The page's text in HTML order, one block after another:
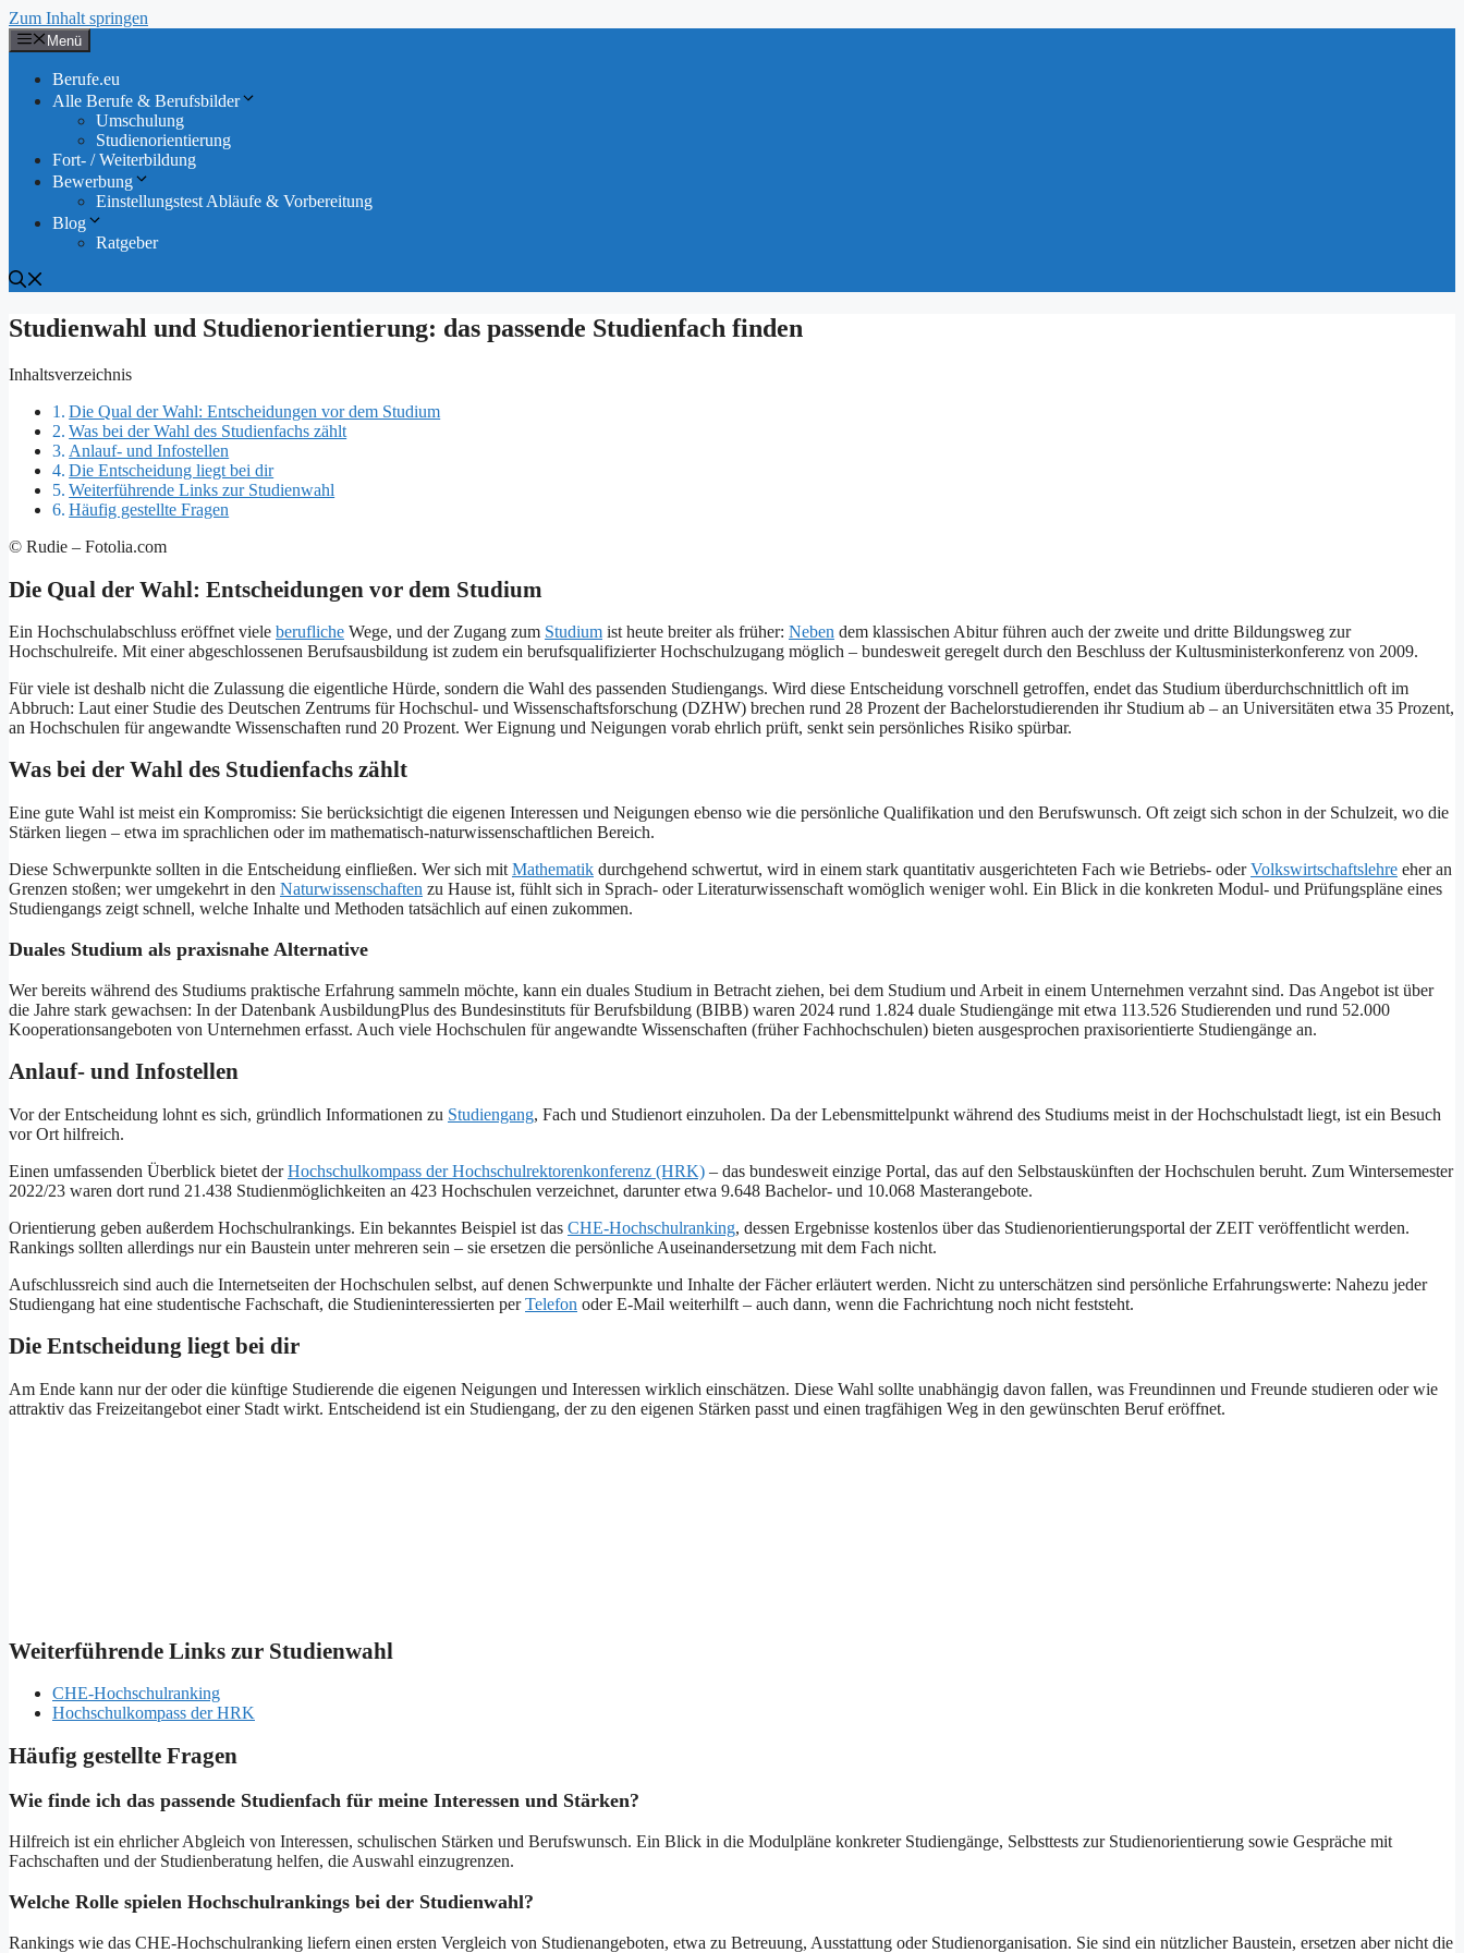
Zum Inhalt springen
Menü
Berufe.eu
Alle Berufe & Berufsbilder
Umschulung
Studienorientierung
Fort- / Weiterbildung
Bewerbung
Einstellungstest Abläufe & Vorbereitung
Blog
Ratgeber
Studienwahl und Studienorientierung: das passende Studienfach finden
Inhaltsverzeichnis
Die Qual der Wahl: Entscheidungen vor dem Studium
Was bei der Wahl des Studienfachs zählt
Anlauf- und Infostellen
Die Entscheidung liegt bei dir
Weiterführende Links zur Studienwahl
Häufig gestellte Fragen
© Rudie – Fotolia.com
Die Qual der Wahl: Entscheidungen vor dem Studium
Ein Hochschulabschluss eröffnet viele berufliche Wege, und der Zugang zum Studium ist heute breiter als früher: Neben dem klassischen Abitur führen auch der zweite und dritte Bildungsweg zur
Hochschulreife. Mit einer abgeschlossenen Berufsausbildung ist zudem ein berufsqualifizierter Hochschulzugang möglich – bundesweit geregelt durch den Beschluss der Kultusministerkonferenz von 2009.
Für viele ist deshalb nicht die Zulassung die eigentliche Hürde, sondern die Wahl des passenden Studiengangs. Wird diese Entscheidung vorschnell getroffen, endet das Studium überdurchschnittlich oft im
Abbruch: Laut einer Studie des Deutschen Zentrums für Hochschul- und Wissenschaftsforschung (DZHW) brechen rund 28 Prozent der Bachelorstudierenden ihr Studium ab – an Universitäten etwa 35 Prozent,
an Hochschulen für angewandte Wissenschaften rund 20 Prozent. Wer Eignung und Neigungen vorab ehrlich prüft, senkt sein persönliches Risiko spürbar.
Was bei der Wahl des Studienfachs zählt
Eine gute Wahl ist meist ein Kompromiss: Sie berücksichtigt die eigenen Interessen und Neigungen ebenso wie die persönliche Qualifikation und den Berufswunsch. Oft zeigt sich schon in der Schulzeit, wo die
Stärken liegen – etwa im sprachlichen oder im mathematisch-naturwissenschaftlichen Bereich.
Diese Schwerpunkte sollten in die Entscheidung einfließen. Wer sich mit Mathematik durchgehend schwertut, wird in einem stark quantitativ ausgerichteten Fach wie Betriebs- oderVolkswirtschaftslehre eher an
Grenzen stoßen; wer umgekehrt in den Naturwissenschaften zu Hause ist, fühlt sich in Sprach- oder Literaturwissenschaft womöglich weniger wohl. Ein Blick in die konkreten Modul- und Prüfungspläne eines
Studiengangs zeigt schnell, welche Inhalte und Methoden tatsächlich auf einen zukommen.
Duales Studium als praxisnahe Alternative
Wer bereits während des Studiums praktische Erfahrung sammeln möchte, kann ein duales Studium in Betracht ziehen, bei dem Studium und Arbeit in einem Unternehmen verzahnt sind. Das Angebot ist über
die Jahre stark gewachsen: In der Datenbank AusbildungPlus des Bundesinstituts für Berufsbildung (BIBB) waren 2024 rund 1.824 duale Studiengänge mit etwa 113.526 Studierenden und rund 52.000
Kooperationsangeboten von Unternehmen erfasst. Auch viele Hochschulen für angewandte Wissenschaften (früher Fachhochschulen) bieten ausgesprochen praxisorientierte Studiengänge an.
Anlauf- und Infostellen
Vor der Entscheidung lohnt es sich, gründlich Informationen zu Studiengang, Fach und Studienort einzuholen. Da der Lebensmittelpunkt während des Studiums meist in der Hochschulstadt liegt, ist ein Besuch
vor Ort hilfreich.
Einen umfassenden Überblick bietet derHochschulkompass der Hochschulrektorenkonferenz (HRK) – das bundesweit einzige Portal, das auf den Selbstauskünften der Hochschulen beruht. Zum Wintersemester
2022/23 waren dort rund 21.438 Studienmöglichkeiten an 423 Hochschulen verzeichnet, darunter etwa 9.648 Bachelor- und 10.068 Masterangebote.
Orientierung geben außerdem Hochschulrankings. Ein bekanntes Beispiel ist das CHE-Hochschulranking, dessen Ergebnisse kostenlos über das Studienorientierungsportal der ZEIT veröffentlicht werden.
Rankings sollten allerdings nur ein Baustein unter mehreren sein – sie ersetzen die persönliche Auseinandersetzung mit dem Fach nicht.
Aufschlussreich sind auch die Internetseiten der Hochschulen selbst, auf denen Schwerpunkte und Inhalte der Fächer erläutert werden. Nicht zu unterschätzen sind persönliche Erfahrungswerte: Nahezu jeder
Studiengang hat eine studentische Fachschaft, die Studieninteressierten perTelefon oder E-Mail weiterhilft – auch dann, wenn die Fachrichtung noch nicht feststeht.
Die Entscheidung liegt bei dir
Am Ende kann nur der oder die künftige Studierende die eigenen Neigungen und Interessen wirklich einschätzen. Diese Wahl sollte unabhängig davon fallen, was Freundinnen und Freunde studieren oder wie
attraktiv das Freizeitangebot einer Stadt wirkt. Entscheidend ist ein Studiengang, der zu den eigenen Stärken passt und einen tragfähigen Weg in den gewünschten Beruf eröffnet.
Weiterführende Links zur Studienwahl
CHE-Hochschulranking
Hochschulkompass der HRK
Häufig gestellte Fragen
Wie finde ich das passende Studienfach für meine Interessen und Stärken?
Hilfreich ist ein ehrlicher Abgleich von Interessen, schulischen Stärken und Berufswunsch. Ein Blick in die Modulpläne konkreter Studiengänge, Selbsttests zur Studienorientierung sowie Gespräche mit
Fachschaften und der Studienberatung helfen, die Auswahl einzugrenzen.
Welche Rolle spielen Hochschulrankings bei der Studienwahl?
Rankings wie das CHE-Hochschulranking liefern einen ersten Vergleich von Studienangeboten, etwa zu Betreuung, Ausstattung oder Studienorganisation. Sie sind ein nützlicher Baustein, ersetzen aber nicht die